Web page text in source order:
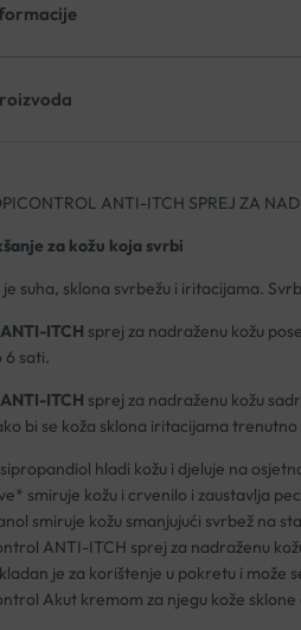
ANTI-ITCH SPREJ ZA
za kožu koja svrbi
suha, sklona svrbežu i iritacijama.
ITCH sprej za nadraženu kožu
6 sati.
ITCH sprej za nadraženu kožu
bi se koža sklona iritacijama
hladi kožu i djeluje na
smiruje kožu i crvenilo i zaustavlja
smiruje kožu smanjujući svrbež na
ANTI-ITCH sprej za nadraženu
je za korištenje u pokretu i može
Akut kremom za njegu kože